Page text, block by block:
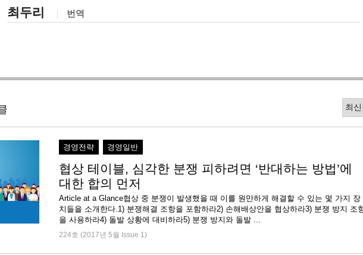
최두리 번역
경영전략 경영일반
협상 테이블, 심각한 분쟁 피하려면 ‘반대하는 방법’에
대한 합의 먼저
Article at a Glance협상 중 분쟁이 발생했을 때 이를 원만하게 해결할 수 있는 몇 가지 장
치들을 소개한다.1) 분쟁해결 조항을 포함하라2) 손해배상안을 협상하라3) 분쟁 방지 조
을 사용하라4) 돌발 상황에 대비하라5) 분쟁 방지와 돌발 ...
224호 (2017년 5월 Issue 1)